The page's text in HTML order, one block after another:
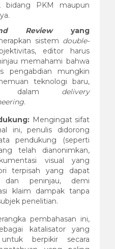
bidang PKM maupun
Reviewyang
sistem double-
editor harus
memahami bahwa
pengabdian mungkin
teknologi baru,
dalam delivery
.
Mengingat sifat
ini, penulis didorong
pendukung (seperti
telah dianonimkan,
visual yang
terpisah yang dapat
peninjau, demi
klaim dampak tanpa
penelitian.
pembahasan ini,
katalisator yang
berpikir secara